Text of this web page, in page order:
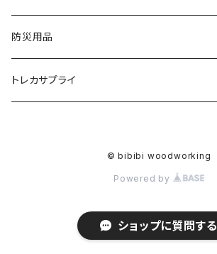
防災用品
トレカサプライ
© bibibi woodworking
Powered by
ショップに質問する